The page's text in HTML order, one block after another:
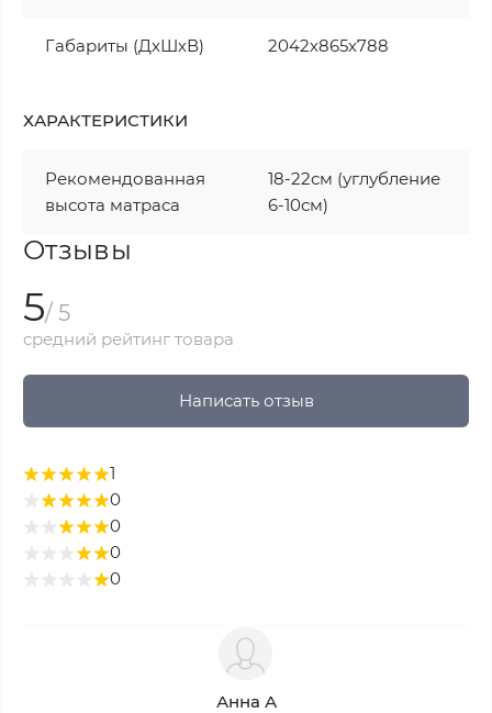
Габариты (ДхШхВ) 2042х865х788
ХАРАКТЕРИСТИКИ
Рекомендованная
высота матраса
18-22см (углубление
6-10см)
Отзывы
5/ 5
средний рейтинг товара
Написать отзыв
1
0
0
0
0
Анна А